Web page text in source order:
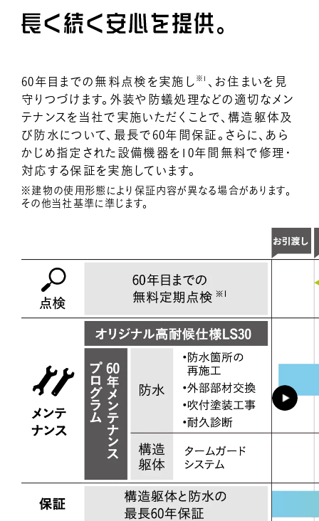
60年目までの無料点検を実施し ※1 、お住まいを見
守りつづけます。外装や防蟻処理などの適切なメン
テナンスを当社で実施いただくことで、構造躯体及
び防水について、最長で60年間保証。さらに、あら
かじめ指定された設備機器を10年間無料で修理・
対応する保証を実施しています。
※建物の使用形態により保証内容が異なる場合があります。
その他当社基準に準じます。